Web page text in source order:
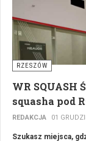
o charakterze
PKS.Tabor został
oraz jednej nowej
RZESZÓW
WR
squasha pod
REDAKCJA 01
Szukasz miejsca,